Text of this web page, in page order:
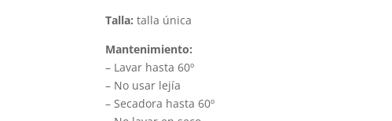
Talla: talla única
Mantenimiento:
– Lavar hasta 60º
– No usar lejía
– Secadora hasta 60º